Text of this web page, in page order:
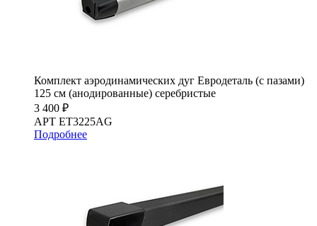
Комплект аэродинамических дуг Евродеталь (с пазами)
125 см (анодированные) серебристые
3 400 ₽
АРТ ET3225AG
Подробнее